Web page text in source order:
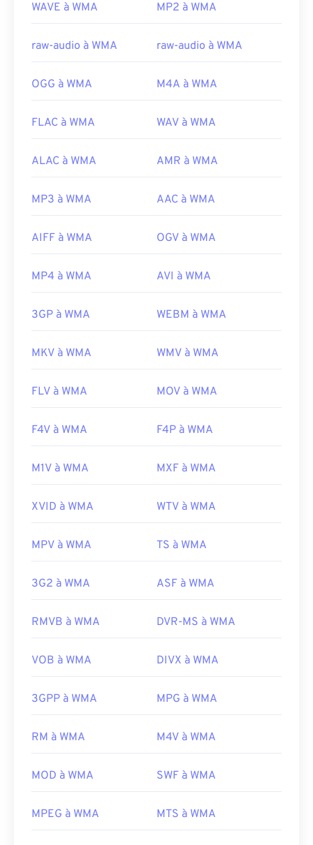
Sortie initiale :
https://docs.microsoft.com/en-
WAVE à WMA MP2 à WMA
raw-audio à WMA raw-audio à WMA
OGG à WMA M4A à WMA
FLAC à WMA WAV à WMA
ALAC à WMA AMR à WMA
MP3 à WMA AAC à WMA
AIFF à WMA OGV à WMA
MP4 à WMA AVI à WMA
3GP à WMA WEBM à WMA
MKV à WMA WMV à WMA
FLV à WMA MOV à WMA
F4V à WMA F4P à WMA
M1V à WMA MXF à WMA
XVID à WMA WTV à WMA
MPV à WMA TS à WMA
3G2 à WMA ASF à WMA
RMVB à WMA DVR-MS à WMA
VOB à WMA DIVX à WMA
3GPP à WMA MPG à WMA
RM à WMA M4V à WMA
MOD à WMA SWF à WMA
MPEG à WMA MTS à WMA